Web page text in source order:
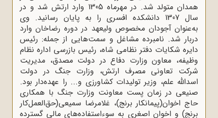
همدان متولد شد. در مهرماه 1305 وارد ارتش شد و در
سال 1307 دانشکده افسری را به پایان رسانید. وی
به‌عنوان آجودان مخصوص ولیعهد در دوره رضاخان وارد
دربار شد. نامبرده مشاغل و سمت‌هایی از جمله: رئیس
دایره شکایات دفتر نظامی شاه، رئیس بازرسی اداره نظام
وظیفه، معاون وزارت دفاع در دولت مصدق، مدیریت
شرکت تعاونی مصرف ارتش، وزارت جنگ در دولت
اسدالله علم، وزیر تولیدات کشاورزی و... را عهده‌دار بود.
صنیعی در زمان پست معاونت وزارت جنگ با همکاری
حاج اخوان(پیمانکار برنج)، غلامرضا سمیعی(حق‌العمل‌کار
برنج) و اخوان اصغری به سوءاستفاده‌های مالی گسترده